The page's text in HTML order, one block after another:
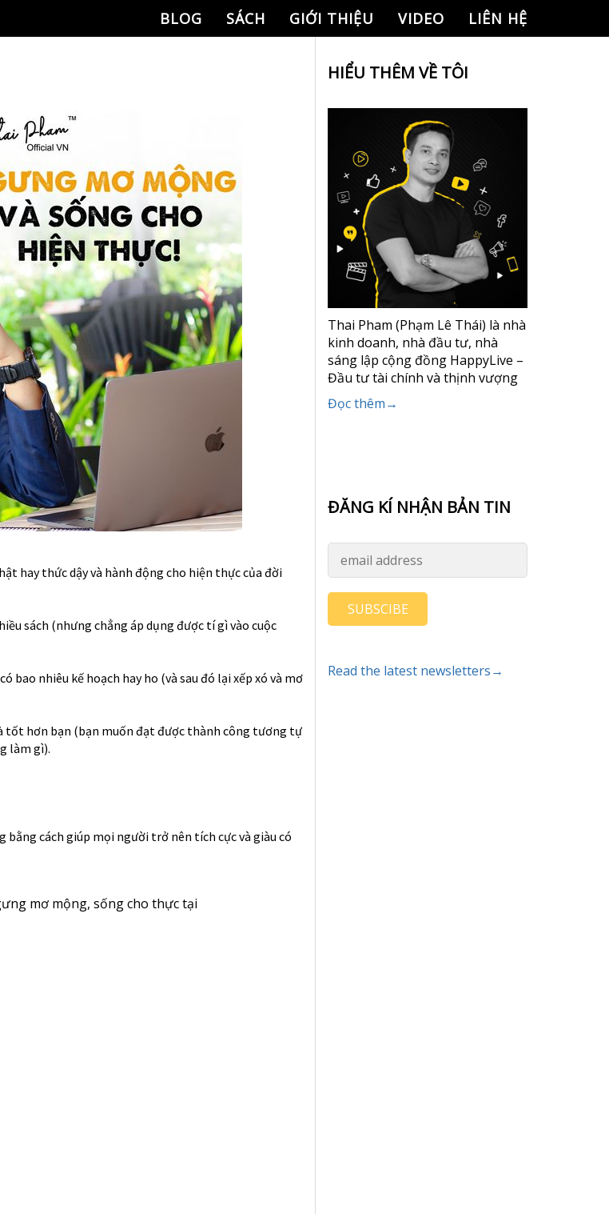
BLOG SÁCH GIỚI THIỆU VIDEO LIÊN HỆ
hay thức dậy và hành động cho hiện thực của đời
sách (nhưng chẳng áp dụng được tí gì vào cuộc
bao nhiêu kế hoạch hay ho (và sau đó lại xếp xó và mơ
tốt hơn bạn (bạn muốn đạt được thành công tương tự
làm gì).
bằng cách giúp mọi người trở nên tích cực và giàu có
mơ mộng, sống cho thực tại
HIỂU THÊM VỀ TÔI
Thai Pham (Phạm Lê Thái) là nhà
kinh doanh, nhà đầu tư, nhà
sáng lập cộng đồng HappyLive –
Đầu tư tài chính và thịnh vượng
Đọc thêm→
ĐĂNG KÍ NHẬN BẢN TIN
SUBSCIBE
Read the latest newsletters→